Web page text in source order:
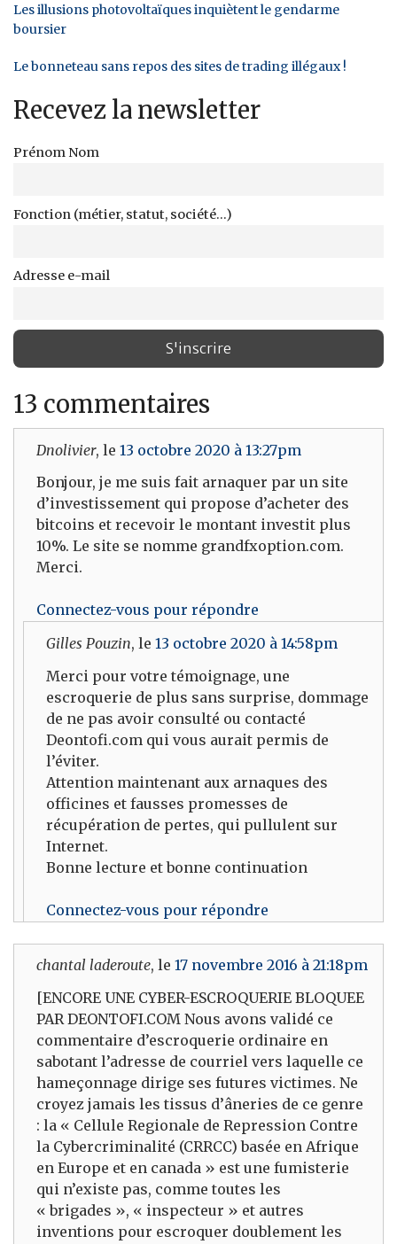
Les illusions photovoltaïques inquiètent le gendarme
boursier
Le bonneteau sans repos des sites de trading illégaux !
Recevez la newsletter
Prénom Nom
Fonction (métier, statut, société...)
Adresse e-mail
13 commentaires
Dnolivier, le 13 octobre 2020 à 13:27pm
Bonjour, je me suis fait arnaquer par un site
d’investissement qui propose d’acheter des
bitcoins et recevoir le montant investit plus
10%. Le site se nomme grandfxoption.com.
Merci.
Connectez-vous pour répondre
Gilles Pouzin, le 13 octobre 2020 à 14:58pm
Merci pour votre témoignage, une
escroquerie de plus sans surprise, dommage
de ne pas avoir consulté ou contacté
Deontofi.com qui vous aurait permis de
l’éviter.
Attention maintenant aux arnaques des
officines et fausses promesses de
récupération de pertes, qui pullulent sur
Internet.
Bonne lecture et bonne continuation
Connectez-vous pour répondre
chantal laderoute, le 17 novembre 2016 à 21:18pm
[ENCORE UNE CYBER-ESCROQUERIE BLOQUEE
PAR DEONTOFI.COM Nous avons validé ce
commentaire d’escroquerie ordinaire en
sabotant l’adresse de courriel vers laquelle ce
hameçonnage dirige ses futures victimes. Ne
croyez jamais les tissus d’âneries de ce genre
: la « Cellule Regionale de Repression Contre
la Cybercriminalité (CRRCC) basée en Afrique
en Europe et en canada » est une fumisterie
qui n’existe pas, comme toutes les
« brigades », « inspecteur » et autres
inventions pour escroquer doublement les